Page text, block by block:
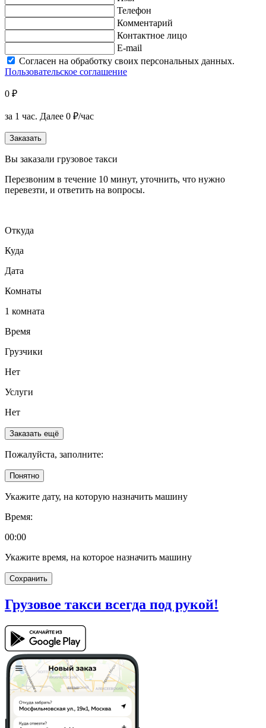
Телефон
Комментарий
Контактное лицо
E-mail
Согласен на обработку своих персональных данных.
Пользовательское соглашение
0 ₽
за 1 час. Далее 0 ₽/час
Заказать
Вы заказали грузовое такси
Перезвоним в течение 10 минут, уточнить, что нужно
перевезти, и ответить на вопросы.
Откуда
Куда
Дата
Комнаты
1 комната
Время
Грузчики
Нет
Услуги
Нет
Заказать ещё
Пожалуйста, заполните:
Понятно
Укажите дату, на которую назначить машину
Время:
00:00
Укажите время, на которое назначить машину
Сохранить
Грузовое такси всегда под рукой!